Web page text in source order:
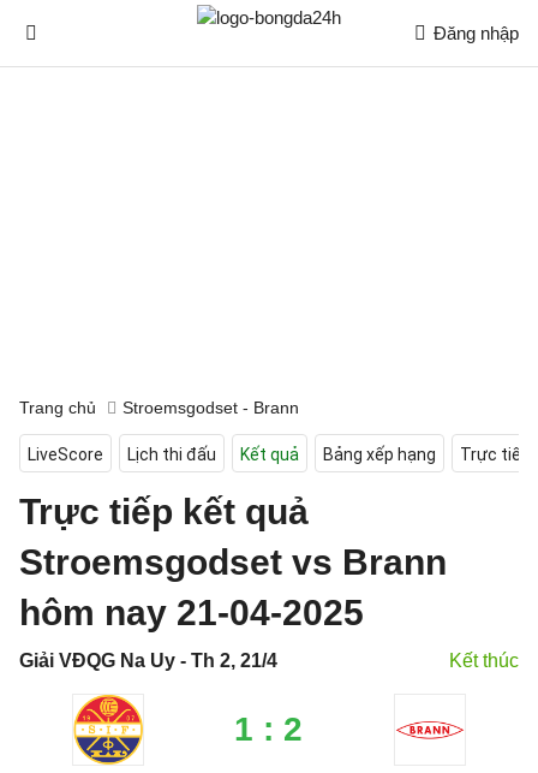
Đăng nhập
Trang chủ Stroemsgodset - Brann
LiveScore Lịch thi đấu Kết quả Bảng xếp hạng Trực tiếp
Trực tiếp kết quả
Stroemsgodset vs Brann
hôm nay 21-04-2025
Giải VĐQG Na Uy - Th 2, 21/4 Kết thúc
1 : 2